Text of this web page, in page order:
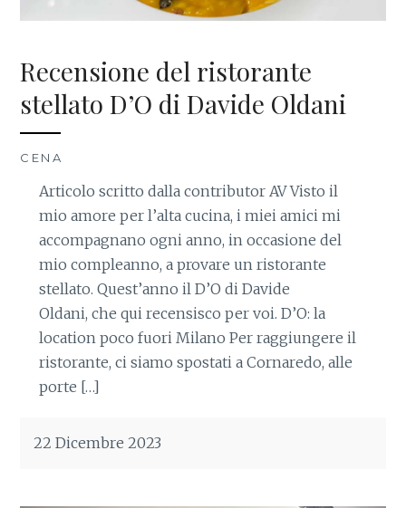
Recensione del ristorante
stellato D’O di Davide Oldani
CENA
Articolo scritto dalla contributor AV Visto il
mio amore per l’alta cucina, i miei amici mi
accompagnano ogni anno, in occasione del
mio compleanno, a provare un ristorante
stellato. Quest’anno il D’O di Davide
Oldani, che qui recensisco per voi. D’O: la
location poco fuori Milano Per raggiungere il
ristorante, ci siamo spostati a Cornaredo, alle
porte […]
22 Dicembre 2023